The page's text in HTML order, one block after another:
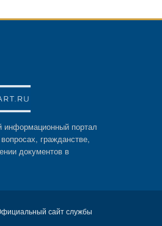
информационный портал
гражданстве,
документов в
сайт службы